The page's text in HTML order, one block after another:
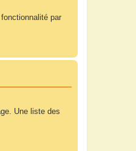
par
Une liste des